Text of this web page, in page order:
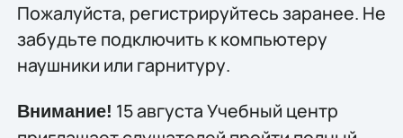
Пожалуйста, регистрируйтесь заранее. Не
забудьте подключить к компьютеру
наушники или гарнитуру.
Внимание! 15 августа Учебный центр